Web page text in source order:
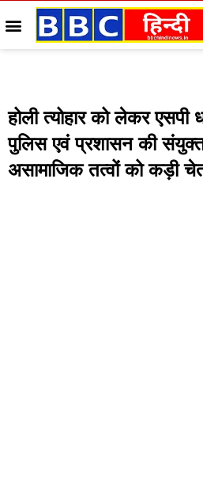
होली त्योहार को लेकर
पुलिस एवं प्रशासन की संयुक्त
असामाजिक तत्वों को कड़ी